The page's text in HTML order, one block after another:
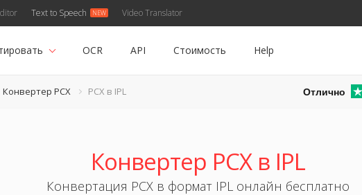
Text to Speech Video Translator
OCR API Стоимость Help
Конвертер PCX PCX в IPL Отлично
Конвертер PCX в IPL
Конвертация PCX в формат IPL онлайн бесплатно